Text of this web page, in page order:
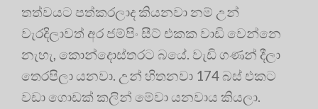
තත්වයට පත්කරලාද කියනවා නම් උන්
වැරදිලාවත් අර ජම්පිං සීට් එකක වාඩි වෙන්නෙ
නැහැ, කොන්දොස්තරට බයේ. වැඩි ගණන් දීලා
තෙරපිලා යනවා. උන් හිතනවා 174 බස් එකට
වඩා ගොඩක් කලින් මේවා යනවාය කියලා.